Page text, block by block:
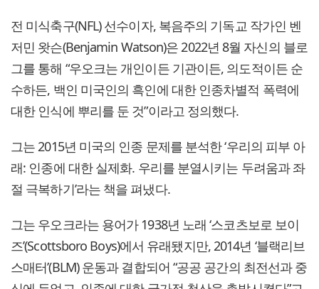
전 미식축구(NFL) 선수이자, 복음주의 기독교 작가인 벤
저민 왓슨(Benjamin Watson)은 2022년 8월 자신의 블로
그를 통해 “우오크는 개인이든 기관이든, 의도적이든 순
수하든, 백인 미국인의 흑인에 대한 인종차별적 폭력에
대한 인식에 뿌리를 둔 것”이라고 정의했다.
그는 2015년 미국의 인종 문제를 분석한 ‘우리의 피부 아
래: 인종에 대한 실제화. 우리를 분열시키는 두려움과 좌
절 극복하기’라는 책을 펴냈다.
그는 우오크라는 용어가 1938년 노래 ‘스코츠보로 보이
즈’(Scottsboro Boys)에서 유래됐지만, 2014년 ‘블랙리브
스매터’(BLM) 운동과 결합되어 “공공 공간의 최전선과 중